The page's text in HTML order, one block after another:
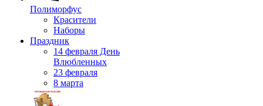
Полиморфус
Красители
Наборы
Праздник
14 февраля День
Влюбленных
23 февраля
8 марта